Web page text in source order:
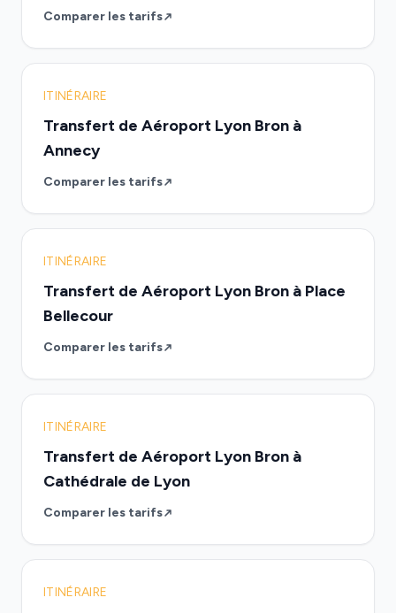
Comparer les tarifs
ITINÉRAIRE
Transfert de Aéroport Lyon Bron à
Annecy
Comparer les tarifs
ITINÉRAIRE
Transfert de Aéroport Lyon Bron à Place
Bellecour
Comparer les tarifs
ITINÉRAIRE
Transfert de Aéroport Lyon Bron à
Cathédrale de Lyon
Comparer les tarifs
ITINÉRAIRE